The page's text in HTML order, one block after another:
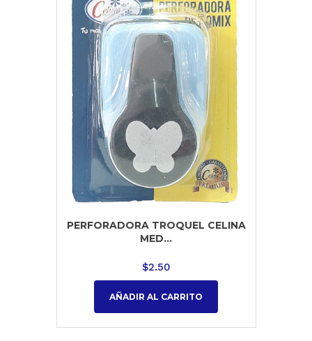
PERFORADORA TROQUEL CELINA
MED...
$2.50
AÑADIR AL CARRITO